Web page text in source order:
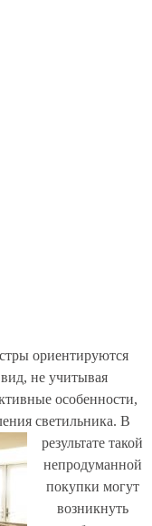
ориентируются
не учитывая
особенности,
светильника. В
результате такой
непродуманной
покупки могут
возникнуть